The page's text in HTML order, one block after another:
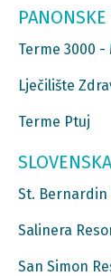
Terme 3000 -
Lječilište
Terme Ptuj
St.
Salinera
San Simon